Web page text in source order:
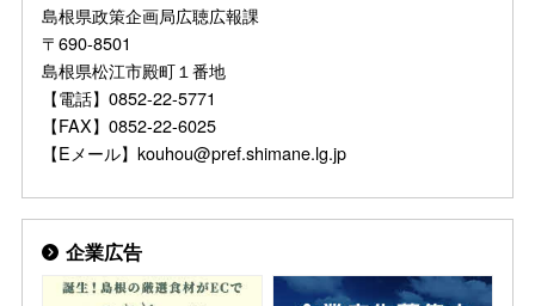
島根県政策企画局広聴広報課
〒690-8501
島根県松江市殿町１番地
【電話】0852-22-5771
【FAX】0852-22-6025
【Eメール】kouhou@pref.shimane.lg.jp
企業広告